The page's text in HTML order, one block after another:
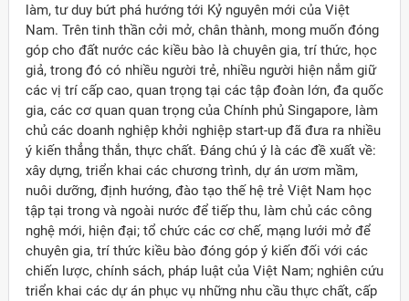
làm, tư duy bứt phá hướng tới Kỷ nguyên mới của Việt
Nam. Trên tinh thần cởi mở, chân thành, mong muốn đóng
góp cho đất nước các kiều bào là chuyên gia, trí thức, học
giả, trong đó có nhiều người trẻ, nhiều người hiện nắm giữ
các vị trí cấp cao, quan trọng tại các tập đoàn lớn, đa quốc
gia, các cơ quan quan trọng của Chính phủ Singapore, làm
chủ các doanh nghiệp khởi nghiệp start-up đã đưa ra nhiều
ý kiến thẳng thắn, thực chất. Đáng chú ý là các đề xuất về:
xây dựng, triển khai các chương trình, dự án ươm mầm,
nuôi dưỡng, định hướng, đào tạo thế hệ trẻ Việt Nam học
tập tại trong và ngoài nước để tiếp thu, làm chủ các công
nghệ mới, hiện đại; tổ chức các cơ chế, mạng lưới mở để
chuyên gia, trí thức kiều bào đóng góp ý kiến đối với các
chiến lược, chính sách, pháp luật của Việt Nam; nghiên cứu
triển khai các dự án phục vụ những nhu cầu thực chất, cấp